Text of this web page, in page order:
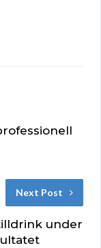
Next Post
under